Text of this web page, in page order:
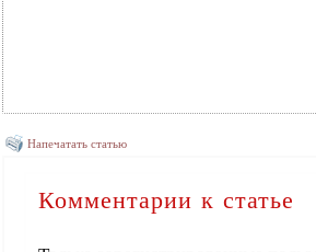
Напечатать статью
Комментарии к статье